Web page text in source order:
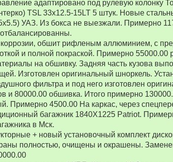
адаптировано под рулевую колонку
TSL 33x12.5-15LT 5 штук. Новые
УАЗ. Из бокса не выезжали. Примерно
обшит рифленым аллюминием, с
и полной покраской. Примерно 55000.00
на обшивку. Задняя часть кузова
Изготовлен оригинальный шноркель.
фильтра и под него изготовлен
и 80000.00 обшивка. Итого примерно
Примерно 4500.00 На каркас, через
багажник 1840Х1225 Patriot.
в Мск.
+ новый установочный комплект
полностью, очищены и окрашены.